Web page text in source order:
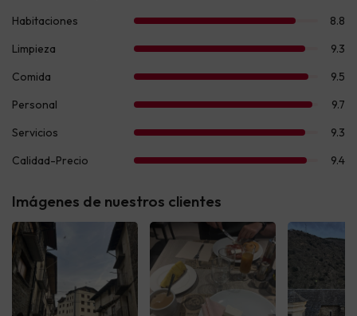
Imágenes de nuestros clientes